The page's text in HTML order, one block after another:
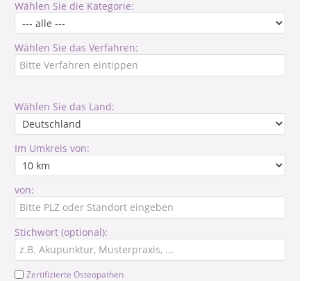
Wählen Sie die Kategorie:
Wählen Sie das Verfahren:
Wählen Sie das Land:
Im Umkreis von:
von:
Stichwort (optional):
Zertifizierte Osteopathen